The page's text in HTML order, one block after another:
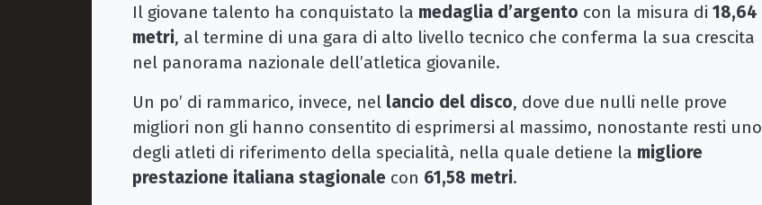
Il giovane talento ha conquistato la medaglia d’argento con la misura di 18,64
metri, al termine di una gara di alto livello tecnico che conferma la sua crescita
nel panorama nazionale dell’atletica giovanile.
Un po’ di rammarico, invece, nel lancio del disco, dove due nulli nelle prove
migliori non gli hanno consentito di esprimersi al massimo, nonostante resti uno
degli atleti di riferimento della specialità, nella quale detiene la migliore
prestazione italiana stagionale con 61,58 metri.